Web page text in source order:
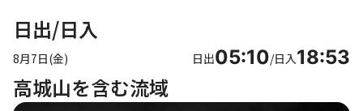
日出/日入
8月7日(金) 日出05:10/日入18:53
高城山を含む流域